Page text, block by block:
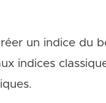
un indice du
indices